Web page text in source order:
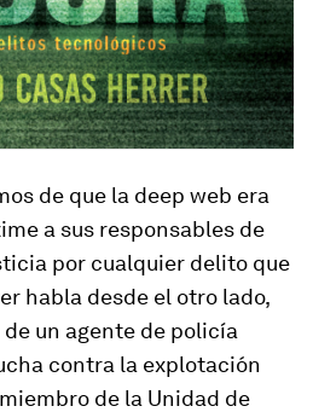
de que la deep web era
a sus responsables de
por cualquier delito que
habla desde el otro lado,
un agente de policía
contra la explotación
de la Unidad de